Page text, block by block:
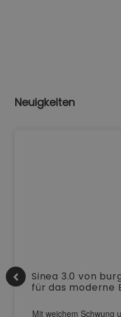
Neuigkeiten
Sinea 3.0 von
für das moderne
Mit weichem Schwung